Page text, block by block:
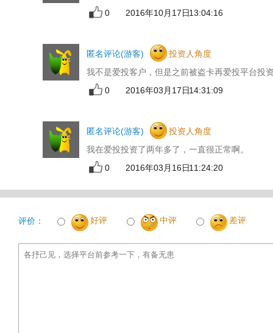
0
2016年10月17日 13:04:16
匿名评论(游客)
投资人角度
我不是爱投客户，但是之前被盗卡再爱投平台投
0
2016年03月17日 14:31:09
匿名评论(游客)
投资人角度
我在爱投投资了两年多了，一直很正常啊。
0
2016年03月16日 11:24:20
评价： 好评 中评 差评